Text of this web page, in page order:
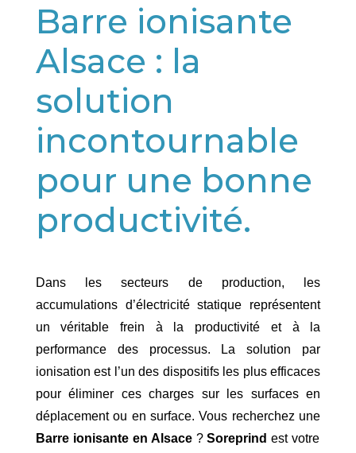
Barre ionisante
Alsace : la
solution
incontournable
pour une bonne
productivité.
Dans les secteurs de production, les
accumulations d’électricité statique représentent
un véritable frein à la productivité et à la
performance des processus. La solution par
ionisation est l’un des dispositifs les plus efficaces
pour éliminer ces charges sur les surfaces en
déplacement ou en surface. Vous recherchez une
Barre ionisante en Alsace?Soreprind est votre